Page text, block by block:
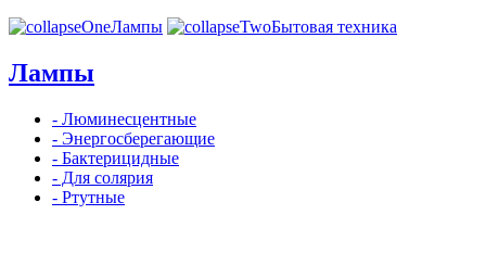
Лампы Бытовая техника
Лампы
- Люминесцентные
- Энергосберегающие
- Бактерицидные
- Для солярия
- Ртутные